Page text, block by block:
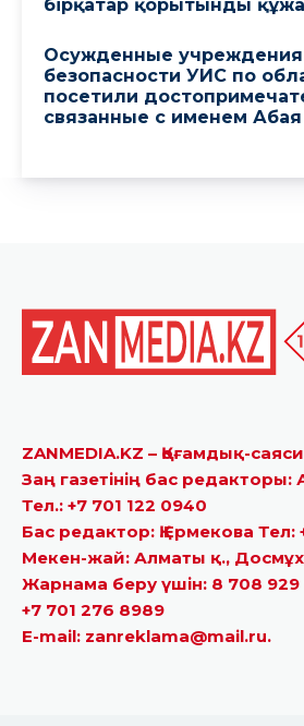
ZANMEDIA.KZ – Қоғамдық-
Заң газетінің бас
Тел.: +7 701 122 0940
Бас редактор: Қ.Ермекова Тел:
Мекен-жай: Алматы қ.,
Жарнама беру үшін: 8 708 929
+7 701 276 8989
E-mail: zanreklama@mail.ru.